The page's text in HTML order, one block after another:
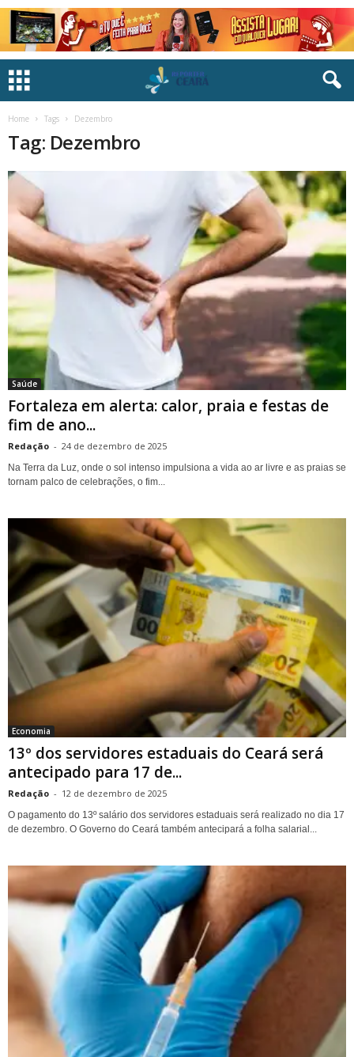
Home Tags Dezembro
Tag: Dezembro
Saúde
Fortaleza em alerta: calor, praia e festas de
fim de ano...
Redação - 24 de dezembro de 2025
Na Terra da Luz, onde o sol intenso impulsiona a vida ao ar livre e as praias se
tornam palco de celebrações, o fim...
Economia
13º dos servidores estaduais do Ceará será
antecipado para 17 de...
Redação - 12 de dezembro de 2025
O pagamento do 13º salário dos servidores estaduais será realizado no dia 17
de dezembro. O Governo do Ceará também antecipará a folha salarial...